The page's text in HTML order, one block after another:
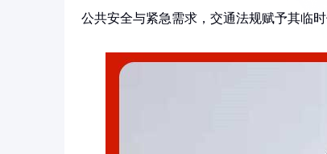
公共安全与紧急需求，交通法规赋予其临时